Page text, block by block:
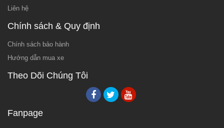
Liên hệ
Chính sách & Quy định
Chính sách bảo hành
Hướng dẫn mua xe
Theo Dõi Chúng Tôi
Fanpage